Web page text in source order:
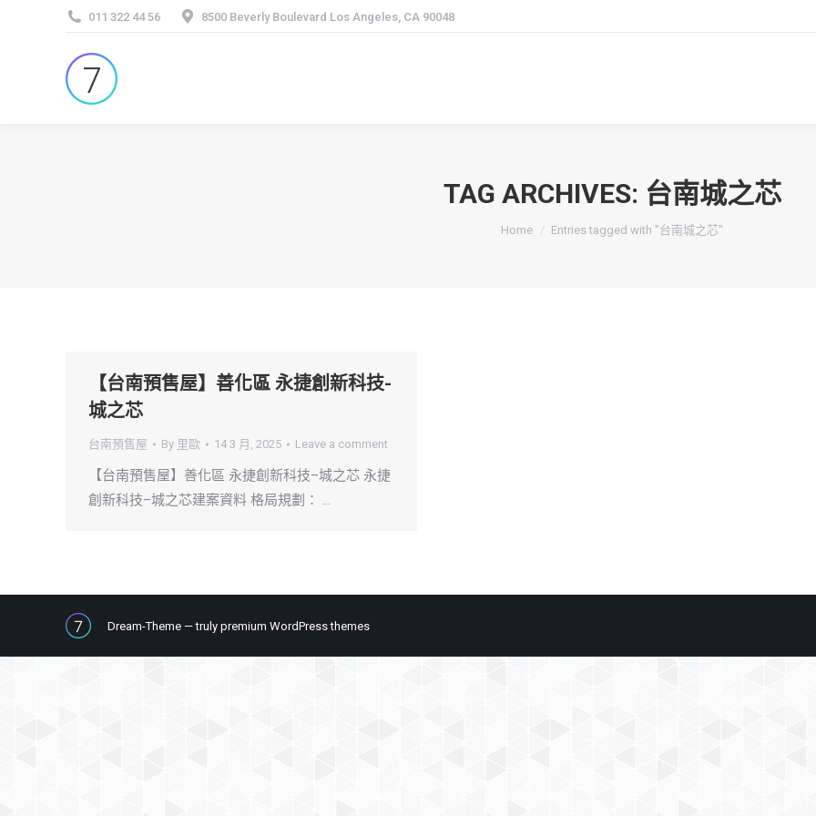
011 322 44 56 8500 Beverly Boulevard Los Angeles, CA 90048
TAG ARCHIVES: 台南城之芯
You are here:
Home Entries tagged with "台南城之芯"
【台南預售屋】善化區 永捷創新科技-
城之芯
台南預售屋 By 里歐 14 3 月, 2025 Leave a comment
【台南預售屋】善化區 永捷創新科技–城之芯 永捷
創新科技–城之芯建案資料 格局規劃： …
Dream-Theme — truly premium WordPress themes